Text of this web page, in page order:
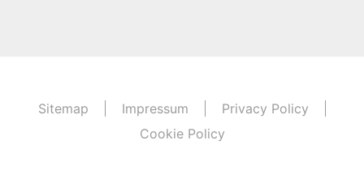
Sitemap Impressum
Privacy Policy
Cookie Policy